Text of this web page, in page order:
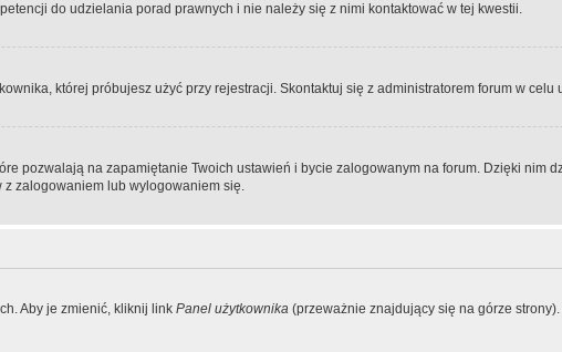
do udzielania porad prawnych i nie należy się z nimi kontaktować w tej kwestii.
której próbujesz użyć przy rejestracji. Skontaktuj się z administratorem forum w celu
pozwalają na zapamiętanie Twoich ustawień i bycie zalogowanym na forum. Dzięki nim
zalogowaniem lub wylogowaniem się.
Aby je zmienić, kliknij link Panel użytkownika (przeważnie znajdujący się na górze